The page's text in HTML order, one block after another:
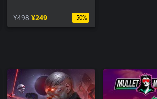
¥498 ¥249 -50%